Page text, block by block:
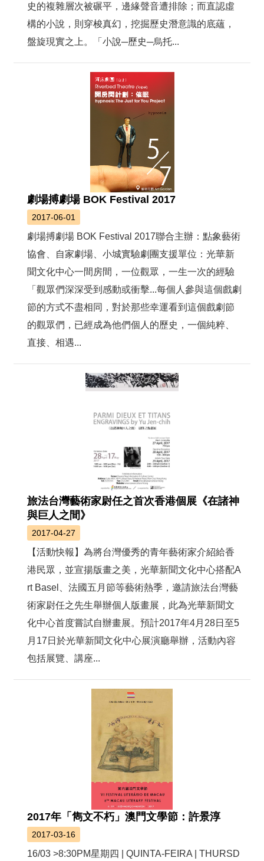
史的複雜層次被碾平，邊緣聲音遭排除；而直認虛
構的小說，則穿梭真幻，挖掘歷史潛意識的底蘊，
盤旋現實之上。「小說─歷史─烏托...
劇場搏劇場 BOK Festival 2017
2017-06-01
劇場搏劇場 BOK Festival 2017聯合主辦：點象藝術
協會、自家劇場、小城實驗劇團支援單位：光華新
聞文化中心一間房間，一位觀眾，一生一次的經驗
「觀眾們深深受到感動或衝擊...每個人參與這個戲劇
節的方式不盡相同，對於那些幸運看到這個戲劇節
的觀眾們，已經成為他們個人的歷史，一個純粹、
直接、相遇...
旅法台灣藝術家尉任之首次香港個展《在諸神
與巨人之間》
2017-04-27
【活動快報】為將台灣優秀的青年藝術家介紹給香
港民眾，並宣揚版畫之美，光華新聞文化中心搭配A
rt Basel、法國五月節等藝術熱季，邀請旅法台灣藝
術家尉任之先生舉辦個人版畫展，此為光華新聞文
化中心首度嘗試自辦畫展。預計2017年4月28日至5
月17日於光華新聞文化中心展演廳舉辦，活動內容
包括展覽、講座...
2017年「雋文不朽」澳門文學節：許景淳
2017-03-16
16/03 >8:30PM星期四 | QUINTA-FEIRA | THURSD